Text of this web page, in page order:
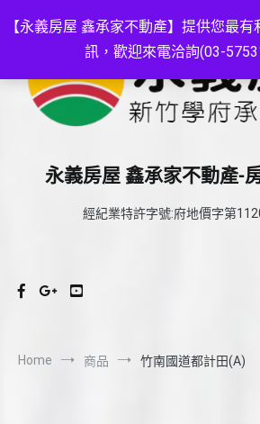
【永義房屋 鑫承家不動產】提供您最
訊，歡迎來電洽詢(03-
永義房屋 鑫承家不動產-
經紀業特許字號:府地價字第
Home 商品 竹南國道都計田(A)